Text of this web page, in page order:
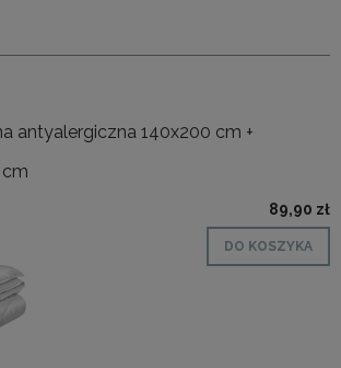
antyalergiczna 140x200 cm +
89,90 zł
DO KOSZYKA